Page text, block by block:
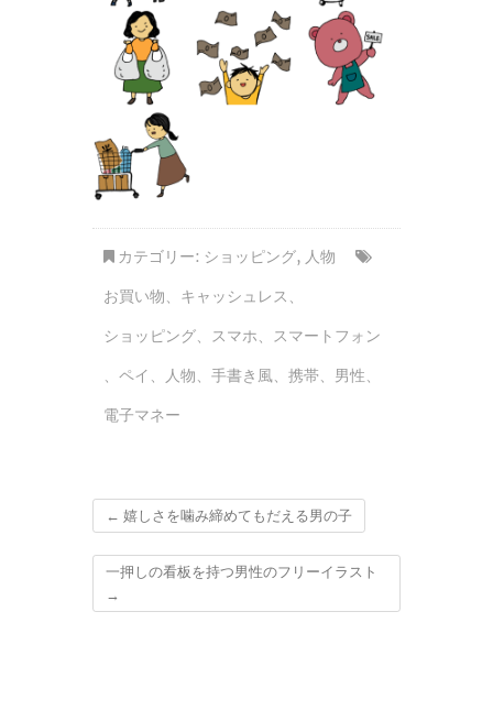
カテゴリー: ショッピング, 人物
お買い物、 キャッシュレス 、
ショッピング、 スマホ、 スマートフォン
、 ペイ 、 人物、 手書き風、 携帯、 男性、
電子マネー
← 嬉しさを噛み締めてもだえる男の子
一押しの看板を持つ男性のフリーイラスト
→